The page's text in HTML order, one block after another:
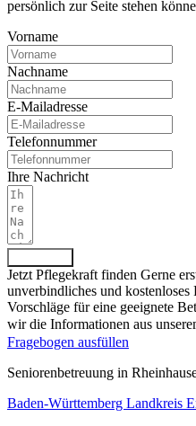
persönlich zur Seite stehen
Vorname
Nachname
E-Mailadresse
Telefonnummer
Ihre Nachricht
Jetzt Pflegekraft finden Gerne
unverbindliches und kostenloses
Vorschläge für eine geeignete
wir die Informationen aus
Fragebogen ausfüllen
Senioren­betreuung in
Baden-Württemberg Landkreis